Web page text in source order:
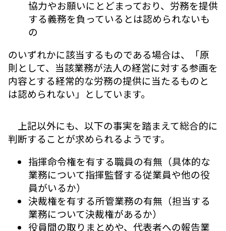
協力やお願いにとどまっており、労務を提供
する義務を負っているとは認められないも
の
のいずれかに該当するものである場合は、「原
則として、当該業務が法人の経営に対する参画を
内容とする経常的な労務の提供に当たるものと
は認められない」としています。
上記以外にも、以下の事実を踏まえて総合的に
判断することが求められるようです。
指揮命令権を有する職員の有無（具体的な
業務について指揮監督する従業員や他の役
員がいるか）
決裁権を有する所管業務の有無（担当する
業務について決裁権があるか）
役員間の取りまとめや、代表者への報告業